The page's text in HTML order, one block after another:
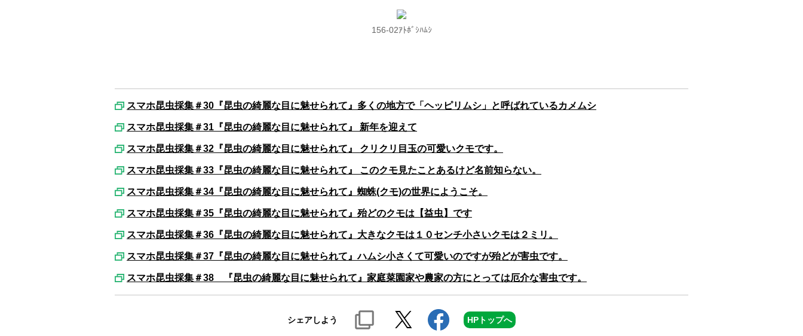
156-02ｱﾄﾎﾞｼﾊﾑｼ
スマホ昆虫採集＃30『昆虫の綺麗な目に魅せられて』多くの地方で「ヘッピリムシ」と呼ばれているカメムシ
スマホ昆虫採集＃31『昆虫の綺麗な目に魅せられて』 新年を迎えて
スマホ昆虫採集＃32『昆虫の綺麗な目に魅せられて』 クリクリ目玉の可愛いクモです。
スマホ昆虫採集＃33『昆虫の綺麗な目に魅せられて』 このクモ見たことあるけど名前知らない。
スマホ昆虫採集＃34『昆虫の綺麗な目に魅せられて』蜘蛛(クモ)の世界にようこそ。
スマホ昆虫採集＃35『昆虫の綺麗な目に魅せられて』殆どのクモは【益虫】です
スマホ昆虫採集＃36『昆虫の綺麗な目に魅せられて』大きなクモは１０センチ小さいクモは２ミリ。
スマホ昆虫採集＃37『昆虫の綺麗な目に魅せられて』ハムシ小さくて可愛いのですが殆どが害虫です。
スマホ昆虫採集＃38 『昆虫の綺麗な目に魅せられて』家庭菜園家や農家の方にとっては厄介な害虫です。
シェアしよう HPトップへ